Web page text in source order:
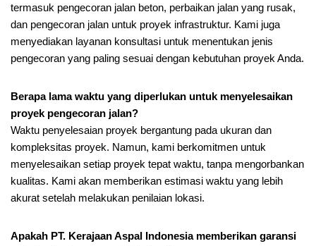
termasuk pengecoran jalan beton, perbaikan jalan yang rusak,
dan pengecoran jalan untuk proyek infrastruktur. Kami juga
menyediakan layanan konsultasi untuk menentukan jenis
pengecoran yang paling sesuai dengan kebutuhan proyek Anda.
Berapa lama waktu yang diperlukan untuk menyelesaikan
proyek pengecoran jalan?
Waktu penyelesaian proyek bergantung pada ukuran dan
kompleksitas proyek. Namun, kami berkomitmen untuk
menyelesaikan setiap proyek tepat waktu, tanpa mengorbankan
kualitas. Kami akan memberikan estimasi waktu yang lebih
akurat setelah melakukan penilaian lokasi.
Apakah PT. Kerajaan Aspal Indonesia memberikan garansi